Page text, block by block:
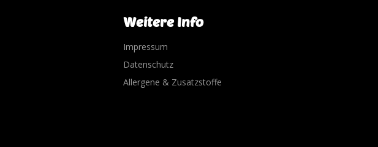
Weitere Info
Impressum
Datenschutz
Allergene & Zusatzstoffe